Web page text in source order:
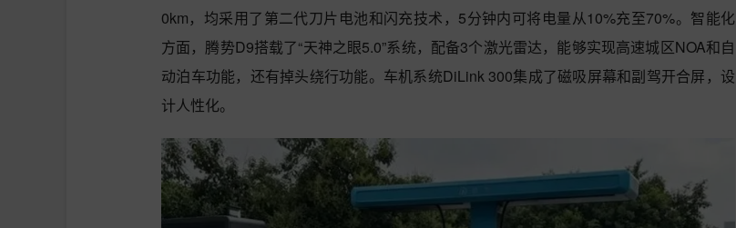
0km，均采用了第二代刀片电池和闪充技术，5分钟内可将电量从10%充至70%。智能化
方面，腾势D9搭载了“天神之眼5.0”系统，配备3个激光雷达，能够实现高速城区NOA和自
动泊车功能，还有掉头绕行功能。车机系统DiLink 300集成了磁吸屏幕和副驾开合屏，设
计人性化。